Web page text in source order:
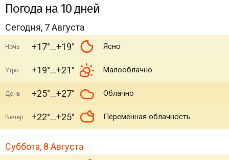
Погода на 10 дней
Сегодня, 7 Августа
Ночь +17° +19° Ясно
Утро +19° +21° Малооблачно
День +25° +27° Облачно
Вечер +22° +25° Переменная облачность
Суббота, 8 Августа